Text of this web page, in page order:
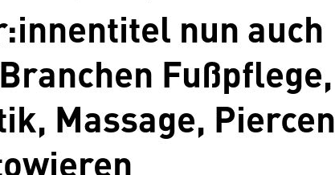
nun auch
Fußpflege,
Massage, Piercen